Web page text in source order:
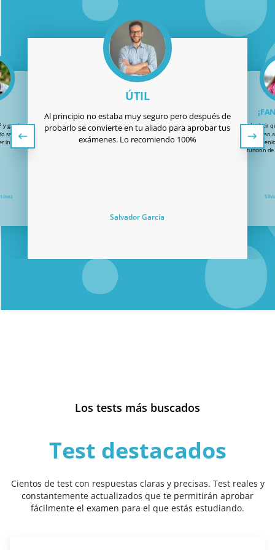
y gracias por todo:
sacarme el carnet
intento!
ÚTIL
Al principio no estaba muy seguro pero después de
probarlo se convierte en tu aliado para aprobar tus
exámenes. Lo recomiendo 100%
Salvador García
¡Solo quería decir
fantástico! Me han
y también han
añadir la función
Los tests más buscados
Test destacados
Cientos de test con respuestas claras y precisas. Test reales y
constantemente actualizados que te permitirán aprobar
fácilmente el examen para el que estás estudiando.